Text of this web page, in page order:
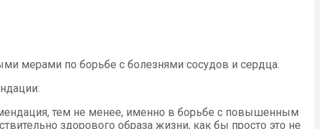
мерами по борьбе с болезнями сосудов и сердца.
тем не менее, именно в борьбе с повышенным
здорового образа жизни, как бы просто это не